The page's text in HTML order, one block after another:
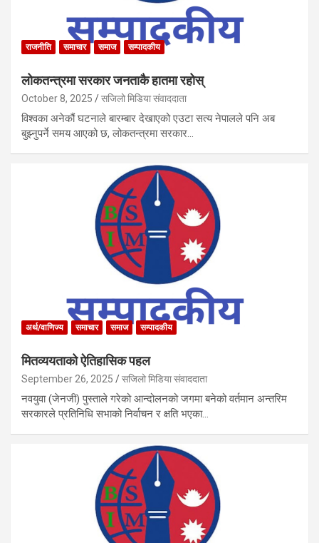
राजनीति समाचार समाज सम्पादकीय
लोकतन्त्रमा सरकार जनताकै हातमा रहोस्
October 8, 2025 सजिलो मिडिया संवाददाता
विश्वका अनेकौं घटनाले बारम्बार देखाएको एउटा सत्य नेपालले पनि अब
बुझ्नुपर्ने समय आएको छ, लोकतन्त्रमा सरकार…
अर्थ/वाणिज्य समाचार समाज सम्पादकीय
मितव्ययताको ऐतिहासिक पहल
September 26, 2025 सजिलो मिडिया संवाददाता
नवयुवा (जेनजी) पुस्ताले गरेको आन्दोलनको जगमा बनेको वर्तमान अन्तरिम
सरकारले प्रतिनिधि सभाको निर्वाचन र क्षति भएका…